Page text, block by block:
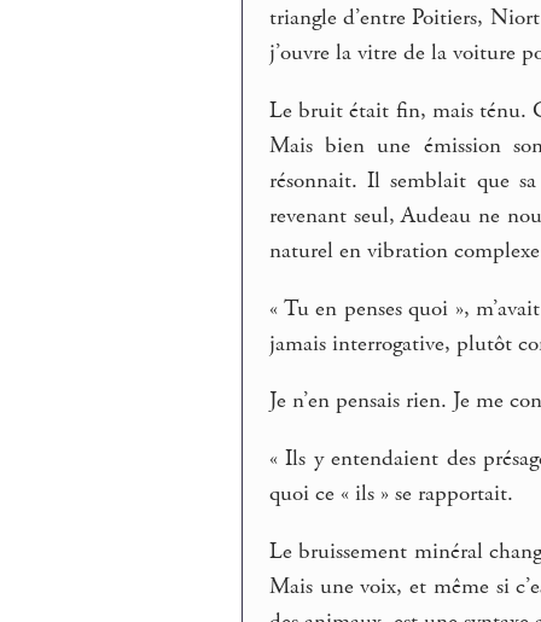
triangle d’entre Poitiers,
j’ouvre la vitre de la voiture
Le bruit était fin, mais ténu.
Mais bien une émission
résonnait. Il semblait que
revenant seul, Audeau ne
naturel en vibration
« Tu en penses quoi »,
jamais interrogative, plutôt
Je n’en pensais rien. Je me
« Ils y entendaient des
quoi ce « ils » se rapportait.
Le bruissement minéral
Mais une voix, et même si